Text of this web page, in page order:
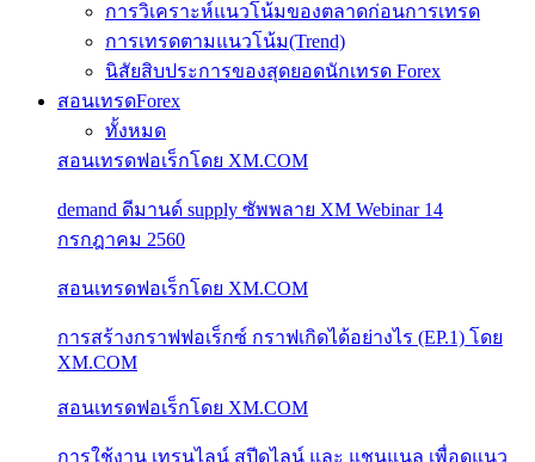
การวิเคราะห์แนวโน้มของตลาดก่อนการเทรด
การเทรดตามแนวโน้ม(Trend)
นิสัยสิบประการของสุดยอดนักเทรด Forex
สอนเทรดForex
ทั้งหมด
สอนเทรดฟอเร็กโดย XM.COM
demand ดีมานด์ supply ซัพพลาย XM Webinar 14
กรกฎาคม 2560
สอนเทรดฟอเร็กโดย XM.COM
การสร้างกราฟฟอเร็กซ์ กราฟเกิดได้อย่างไร (EP.1) โดย
XM.COM
สอนเทรดฟอเร็กโดย XM.COM
การใช้งาน เทรนไลน์ สปีดไลน์ และ แชนแนล เพื่อดูแนว